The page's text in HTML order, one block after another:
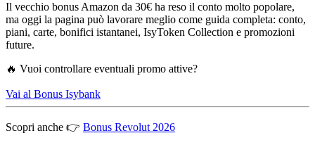
Il vecchio bonus Amazon da 30€ ha reso il conto molto popolare,
ma oggi la pagina può lavorare meglio come guida completa: conto,
piani, carte, bonifici istantanei, IsyToken Collection e promozioni
future.
🔥 Vuoi controllare eventuali promo attive?
Vai al Bonus Isybank
Scopri anche 👉 Bonus Revolut 2026